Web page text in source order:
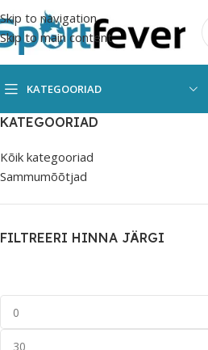
Skip to navigation
Skip to main content
KATEGOORIAD
KATEGOORIAD
Kõik kategooriad
Sammumõõtjad
FILTREERI HINNA JÄRGI